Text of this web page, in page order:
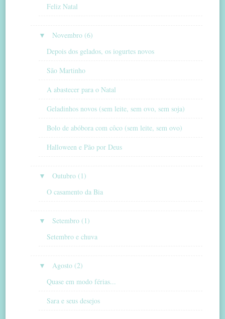
Feliz Natal
▼
Novembro (6)
Depois dos gelados, os iogurtes novos
São Martinho
A abastecer para o Natal
Geladinhos novos (sem leite, sem ovo, sem soja)
Bolo de abóbora com côco (sem leite, sem ovo)
Halloween e Pão por Deus
▼
Outubro (1)
O casamento da Bia
▼
Setembro (1)
Setembro e chuva
▼
Agosto (2)
Quase em modo férias...
Sara e seus desejos